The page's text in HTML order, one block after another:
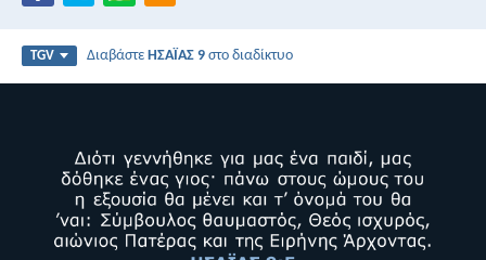
TGV ΔιαβάστεΗΣΑΪΑΣ 9 στο διαδίκτυο